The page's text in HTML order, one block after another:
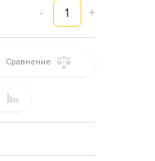
- 1 +
Сравнение